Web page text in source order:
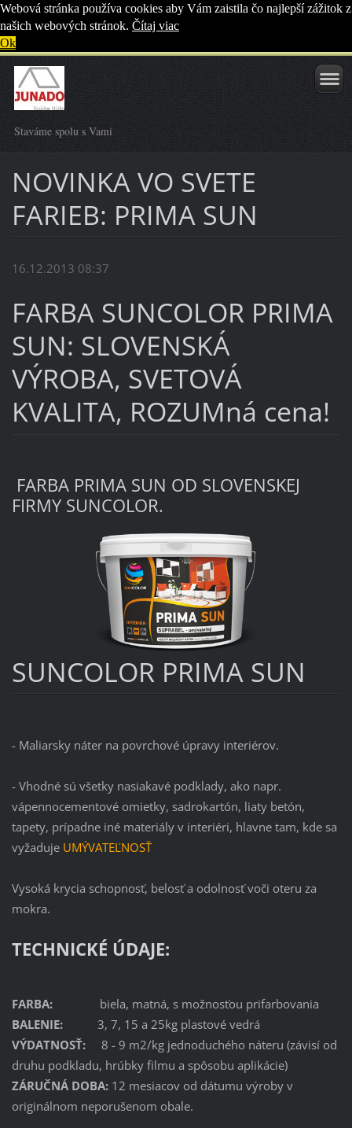
Webová stránka používa cookies aby Vám zaistila čo najlepší zážitok z
našich webových stránok. Čítaj viac
Ok
Staváme spolu s Vami
NOVINKA VO SVETE
FARIEB: PRIMA SUN
16.12.2013 08:37
FARBA SUNCOLOR PRIMA
SUN: SLOVENSKÁ
VÝROBA, SVETOVÁ
KVALITA, ROZUMná cena!
FARBA PRIMA SUN OD SLOVENSKEJ
FIRMY SUNCOLOR.
SUNCOLOR PRIMA SUN
- Maliarsky náter na povrchové úpravy interiérov.
- Vhodné sú všetky nasiakavé podklady, ako napr.
vápennocementové omietky, sadrokartón, liaty betón,
tapety, prípadne iné materiály v interiéri, hlavne tam, kde sa
vyžaduje UMÝVATEĽNOSŤ
Vysoká krycia schopnosť, belosť a odolnosť voči oteru za
mokra.
TECHNICKÉ ÚDAJE:
FARBA:biela, matná, s možnosťou prifarbovania
BALENIE:3, 7, 15 a 25kg plastové vedrá
VÝDATNOSŤ:8 - 9 m2/kg jednoduchého náteru (závisí od
druhu podkladu, hrúbky filmu a spôsobu aplikácie)
ZÁRUČNÁ DOBA:12 mesiacov od dátumu výroby v
originálnom neporušenom obale.